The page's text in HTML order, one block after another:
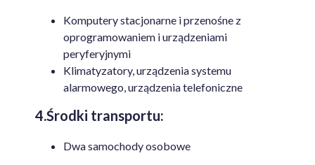
Komputery stacjonarne i przenośne z
oprogramowaniem i urządzeniami
peryferyjnymi
Klimatyzatory, urządzenia systemu
alarmowego, urządzenia telefoniczne
4.Środki transportu:
Dwa samochody osobowe